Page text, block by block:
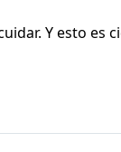
Y esto es
etapa del nido
Nuestros